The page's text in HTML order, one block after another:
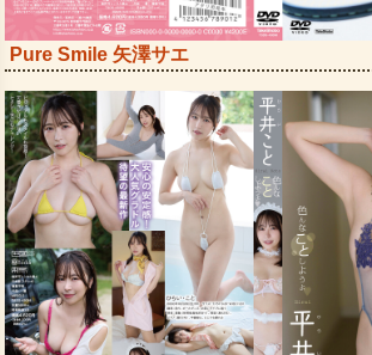
Pure Smile 矢澤サエ